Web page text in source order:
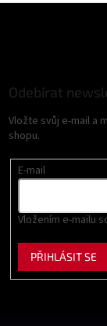
Odebírat
Vložte svůj e-mail a
shopu.
E-mail
Vložením e-mailu
PŘIHLÁSIT SE